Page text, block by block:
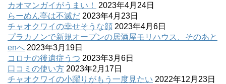
カオマンガイがうまい！
2023年4月24日
らーめん亭は不滅だ 2023年4月23日
チャオクワイの幸せそうな顔 2023年4月6日
プラカノンで新規オープンの居酒屋モリハウス、そのあと
enへ 2023年3月19日
コロナの後遺症うつ 2023年3月6日
口コミの使い方 2023年2月17日
チャオクワイの小躍りがもう一度見たい 2022年12月23日